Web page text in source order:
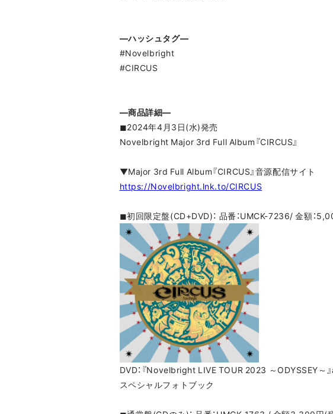
―ハッシュタグ―
#Novelbright
#CIRCUS
―商品詳細―
◼︎2024年4月3日(水)発売
Novelbright Major 3rd Full Album『CIRCUS』
▼Major 3rd Full Album『CIRCUS』音源配信サイト
https://Novelbright.lnk.to/CIRCUS
◼︎初回限定盤(CD+DVD)： 品番：UMCK-7236/ 金額：
DVD：『Novelbright LIVE TOUR 2023 ～ODYSSEY
スペシャルフォトブック